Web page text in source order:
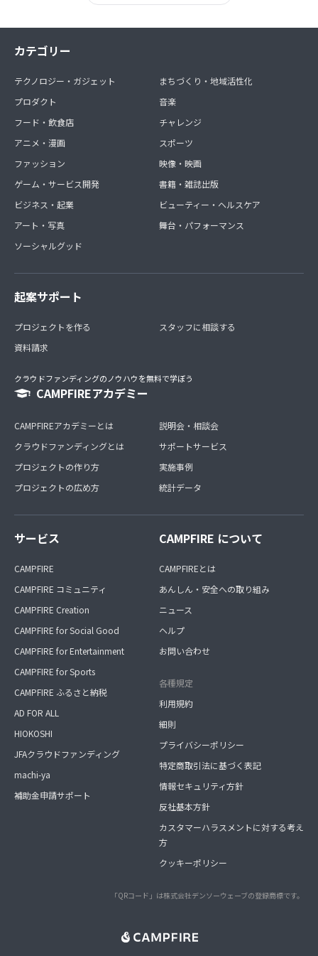
カテゴリー
テクノロジー・ガジェット
プロダクト
フード・飲食店
アニメ・漫画
ファッション
ゲーム・サービス開発
ビジネス・起業
アート・写真
ソーシャルグッド
まちづくり・地域活性化
音楽
チャレンジ
スポーツ
映像・映画
書籍・雑誌出版
ビューティー・ヘルスケア
舞台・パフォーマンス
起案サポート
プロジェクトを作る
資料請求
スタッフに相談する
クラウドファンディングのノウハウを無料で学ぼう
CAMPFIREアカデミー
CAMPFIREアカデミーとは
クラウドファンディングとは
プロジェクトの作り方
プロジェクトの広め方
説明会・相談会
サポートサービス
実施事例
統計データ
サービス
CAMPFIRE
CAMPFIRE コミュニティ
CAMPFIRE Creation
CAMPFIRE for Social Good
CAMPFIRE for Entertainment
CAMPFIRE for Sports
CAMPFIRE ふるさと納税
AD FOR ALL
HIOKOSHI
JFAクラウドファンディング
machi-ya
補助金申請サポート
CAMPFIRE について
CAMPFIREとは
あんしん・安全への取り組み
ニュース
ヘルプ
お問い合わせ
各種規定
利用規約
細則
プライバシーポリシー
特定商取引法に基づく表記
情報セキュリティ方針
反社基本方針
カスタマーハラスメントに対する考え
方
クッキーポリシー
「QRコード」は株式会社デンソーウェーブの登録商標です。